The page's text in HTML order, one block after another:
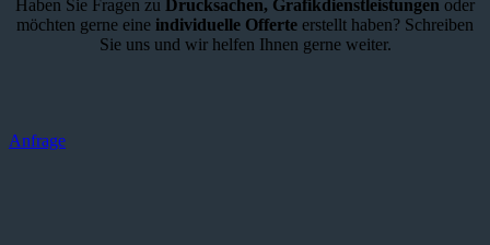
Haben Sie Fragen zu Drucksachen, Grafikdienstleistungen oder
möchten gerne eine individuelle Offerte erstellt haben? Schreiben
Sie uns und wir helfen Ihnen gerne weiter.
Anfrage